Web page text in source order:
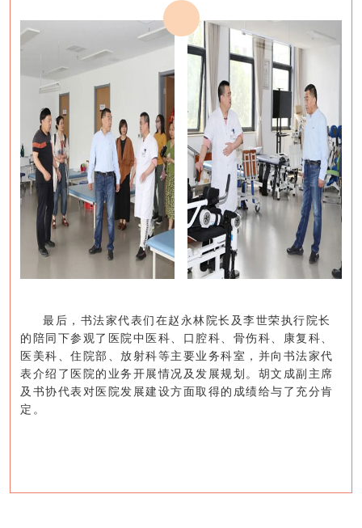
最后，书法家代表们在赵永林院长及李世荣执行院长
的陪同下参观了医院中医科、口腔科、骨伤科、康复科、
医美科、住院部、放射科等主要业务科室，并向书法家代
表介绍了医院的业务开展情况及发展规划。胡文成副主席
及书协代表对医院发展建设方面取得的成绩给与了充分肯
定。